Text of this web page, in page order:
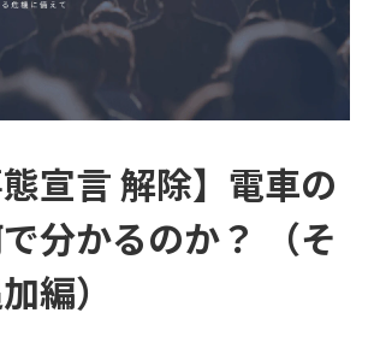
ブログ
お役立ち資料
ニュース
企業情報
態宣言 解除】電車の
分かるのか？ （そ
編）